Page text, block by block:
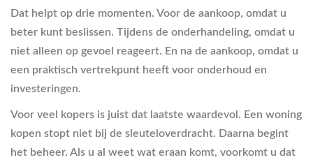
Dat helpt op drie momenten. Voor de aankoop, omdat u
beter kunt beslissen. Tijdens de onderhandeling, omdat u
niet alleen op gevoel reageert. En na de aankoop, omdat u
een praktisch vertrekpunt heeft voor onderhoud en
investeringen.
Voor veel kopers is juist dat laatste waardevol. Een woning
kopen stopt niet bij de sleuteloverdracht. Daarna begint
het beheer. Als u al weet wat eraan komt, voorkomt u dat